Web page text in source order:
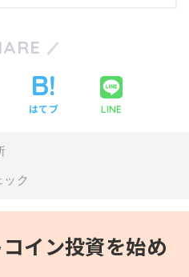
はてブ LINE
ック
イン投資を始め